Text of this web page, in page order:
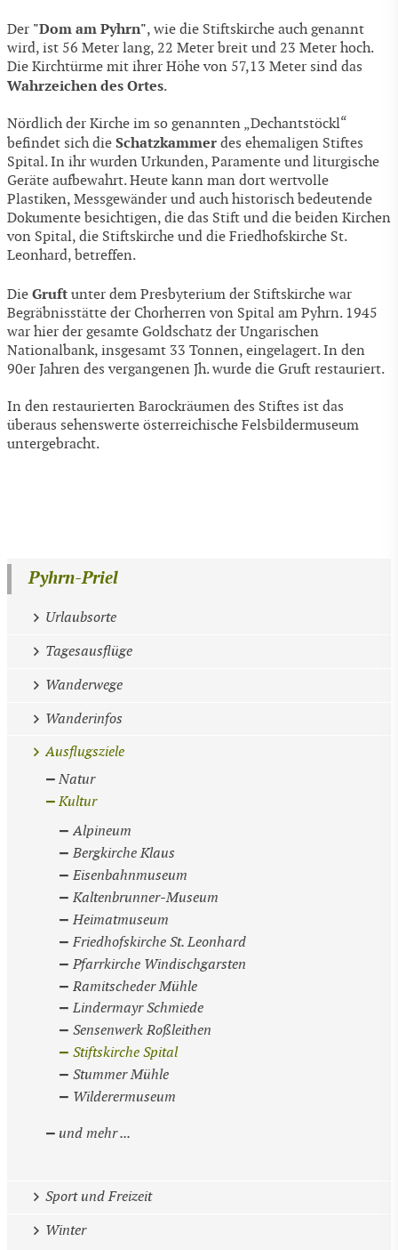
Der "Dom am Pyhrn", wie die Stiftskirche auch genannt
wird, ist 56 Meter lang, 22 Meter breit und 23 Meter hoch.
Die Kirchtürme mit ihrer Höhe von 57,13 Meter sind das
Wahrzeichen des Ortes.
Nördlich der Kirche im so genannten „Dechantstöckl“
befindet sich die Schatzkammer des ehemaligen Stiftes
Spital. In ihr wurden Urkunden, Paramente und liturgische
Geräte aufbewahrt. Heute kann man dort wertvolle
Plastiken, Messgewänder und auch historisch bedeutende
Dokumente besichtigen, die das Stift und die beiden Kirchen
von Spital, die Stiftskirche und die Friedhofskirche St.
Leonhard, betreffen.
Die Gruft unter dem Presbyterium der Stiftskirche war
Begräbnisstätte der Chorherren von Spital am Pyhrn. 1945
war hier der gesamte Goldschatz der Ungarischen
Nationalbank, insgesamt 33 Tonnen, eingelagert. In den
90er Jahren des vergangenen Jh. wurde die Gruft restauriert.
In den restaurierten Barockräumen des Stiftes ist das
überaus sehenswerte österreichische Felsbildermuseum
untergebracht.
Pyhrn-Priel
Urlaubsorte
Tagesausflüge
Wanderwege
Wanderinfos
Ausflugsziele
Natur
Kultur
Alpineum
Bergkirche Klaus
Eisenbahnmuseum
Kaltenbrunner-Museum
Heimatmuseum
Friedhofskirche St. Leonhard
Pfarrkirche Windischgarsten
Ramitscheder Mühle
Lindermayr Schmiede
Sensenwerk Roßleithen
Stiftskirche Spital
Stummer Mühle
Wilderermuseum
und mehr ...
Sport und Freizeit
Winter